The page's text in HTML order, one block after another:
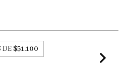
DE$51.100